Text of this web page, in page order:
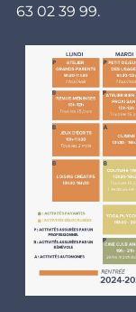
63 02 39 99.